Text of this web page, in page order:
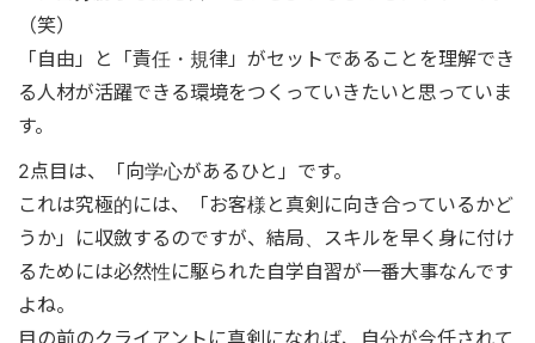
（笑）
「自由」と「責任・規律」がセットであることを理解でき
る人材が活躍できる環境をつくっていきたいと思っていま
す。
2点目は、「向学心があるひと」です。
これは究極的には、「お客様と真剣に向き合っているかど
うか」に収斂するのですが、結局、スキルを早く身に付け
るためには必然性に駆られた自学自習が一番大事なんです
よね。